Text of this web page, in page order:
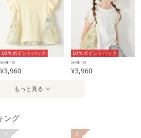
に寄り添い、自分らしさを表現できる
案します。
全国一律715円（税込）
トップス
10％ポイントバック
SHIPS
¥3,960
10％ポイントバック
SHIPS
¥3,960
もっと見る
ング
2 3